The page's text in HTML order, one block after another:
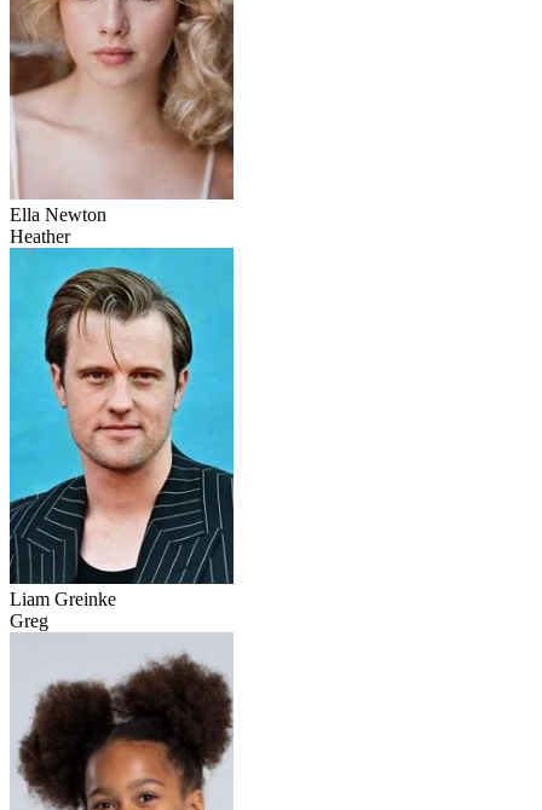
Ella Newton
Heather
Liam Greinke
Greg